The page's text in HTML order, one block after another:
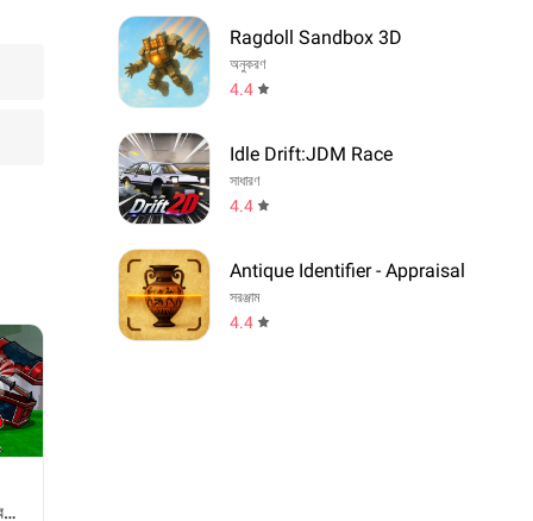
Ragdoll Sandbox 3D
অনুকরণ
4.4
Idle Drift:JDM Race
সাধারণ
4.4
Antique Identifier - Appraisal
সরঞ্জাম
4.4